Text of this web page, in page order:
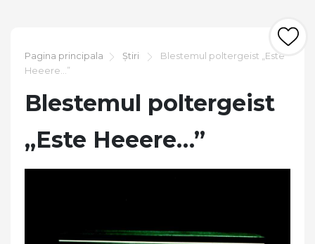
Pagina principala Știri
Blestemul poltergeist „Este
Heeere…”
Blestemul poltergeist
„Este Heeere…”